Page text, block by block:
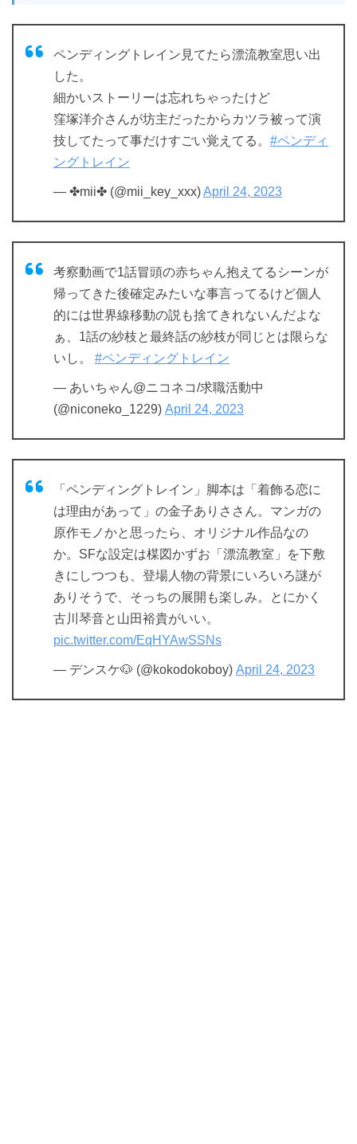
ペンディングトレイン見てたら漂流教室思い出
した。
細かいストーリーは忘れちゃったけど
窪塚洋介さんが坊主だったからカツラ被って演
技してたって事だけすごい覚えてる。 #ペンディ
ングトレイン
— ✤mii✤ (@mii_key_xxx)April 24, 2023
考察動画で1話冒頭の赤ちゃん抱えてるシーンが
帰ってきた後確定みたいな事言ってるけど個人
的には世界線移動の説も捨てきれないんだよな
ぁ、1話の紗枝と最終話の紗枝が同じとは限らな
いし。 #ペンディングトレイン
— あいちゃん@ニコネコ/求職活動中
(@niconeko_1229) April 24, 2023
「ペンディングトレイン」脚本は「着飾る恋に
は理由があって」の金子ありささん。マンガの
原作モノかと思ったら、オリジナル作品なの
か。SFな設定は楳図かずお「漂流教室」を下敷
きにしつつも、登場人物の背景にいろいろ謎が
ありそうで、そっちの展開も楽しみ。とにかく
古川琴音と山田裕貴がいい。
pic.twitter.com/EqHYAwSSNs
— デンスケ🐶 (@kokodokoboy) April 24, 2023